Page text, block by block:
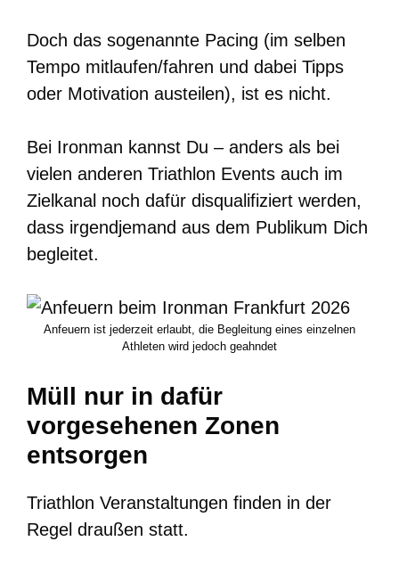
Doch das sogenannte Pacing (im selben
Tempo mitlaufen/fahren und dabei Tipps
oder Motivation austeilen), ist es nicht.
Bei Ironman kannst Du – anders als bei
vielen anderen Triathlon Events auch im
Zielkanal noch dafür disqualifiziert werden,
dass irgendjemand aus dem Publikum Dich
begleitet.
Anfeuern ist jederzeit erlaubt, die Begleitung eines einzelnen
Athleten wird jedoch geahndet
Müll nur in dafür
vorgesehenen Zonen
entsorgen
Triathlon Veranstaltungen finden in der
Regel draußen statt.